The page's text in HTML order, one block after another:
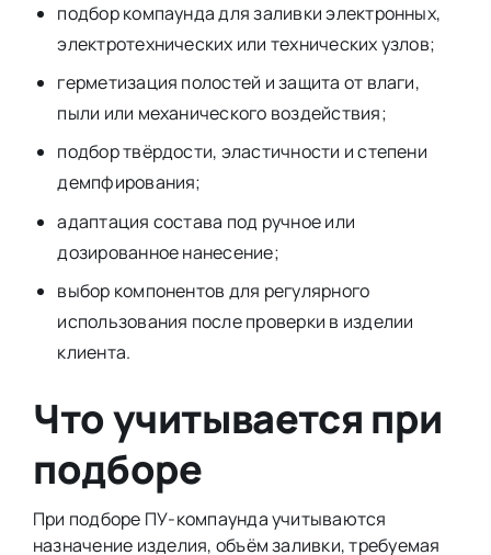
подбор компаунда для заливки электронных,
электротехнических или технических узлов;
герметизация полостей и защита от влаги,
пыли или механического воздействия;
подбор твёрдости, эластичности и степени
демпфирования;
адаптация состава под ручное или
дозированное нанесение;
выбор компонентов для регулярного
использования после проверки в изделии
клиента.
Что учитывается при
подборе
При подборе ПУ-компаунда учитываются
назначение изделия, объём заливки, требуемая